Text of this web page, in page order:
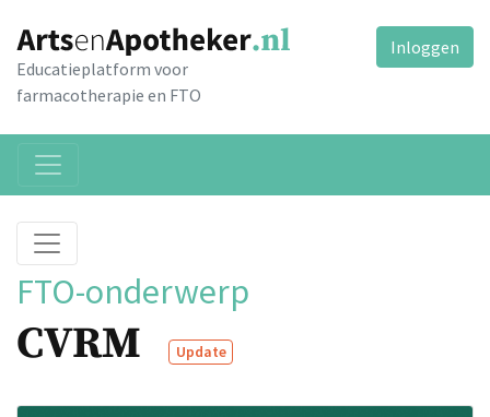
Educatieplatform voor
farmacotherapie en FTO
Inloggen
FTO-onderwerp
CVRM Update